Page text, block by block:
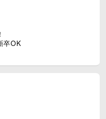
れ工程へ備品を運搬しま
で動く小型の運搬車両の
作で荷物を運べます☆
卒OK